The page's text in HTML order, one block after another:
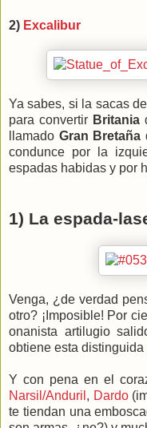
2) Excalibur
Ya sabes, si la sacas
para convertir Britania
llamado Gran Bretaña
condunce por la
espadas habidas y por
1) La espada-
Venga, ¿de verdad
otro? ¡Imposible! Por
onanista artilugio
obtiene esta distinguida
Y con pena en el
Narsil/Anduril , Dardo
te tiendan una